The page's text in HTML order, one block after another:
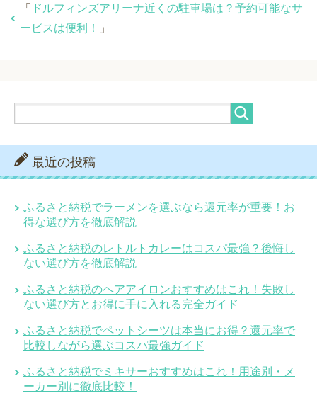
「
ドルフィンズアリーナ近くの駐車場は？予約可能なサ
ービスは便利！
」
最近の投稿
ふるさと納税でラーメンを選ぶなら還元率が重要！お
得な選び方を徹底解説
ふるさと納税のレトルトカレーはコスパ最強？後悔し
ない選び方を徹底解説
ふるさと納税のヘアアイロンおすすめはこれ！失敗し
ない選び方とお得に手に入れる完全ガイド
ふるさと納税でペットシーツは本当にお得？還元率で
比較しながら選ぶコスパ最強ガイド
ふるさと納税でミキサーおすすめはこれ！用途別・メ
ーカー別に徹底比較！